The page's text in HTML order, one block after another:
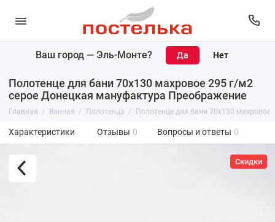
Ваш город — Эль-Монте?
Полотенце для бани 70х130 махровое 295 г/м2
серое Донецкая мануфактура Преображение
Главная Ванная Полотенца Полотенце для бани 70х130
Характеристики Отзывы 0 Вопросы и ответы 0
Скидки